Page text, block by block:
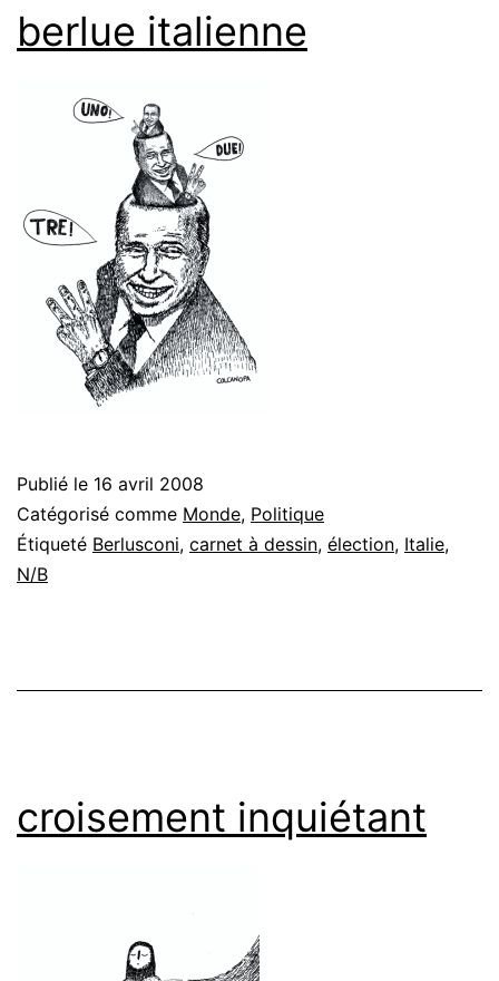
berlue italienne
Publié le 16 avril 2008
Catégorisé comme Monde, Politique
Étiqueté Berlusconi, carnet à dessin, élection, Italie,
N/B
croisement inquiétant